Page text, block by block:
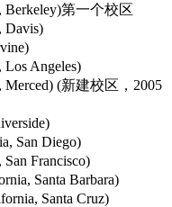
Berkeley)第一个校区
Davis)
Angeles)
(新建校区，2005
San Diego)
Francisco)
Santa Barbara)
Santa Cruz)